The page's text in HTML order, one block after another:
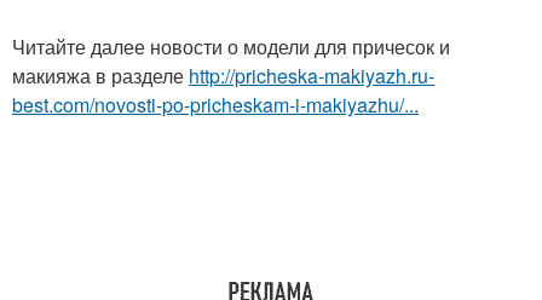
Читайте далее новости о модели для причесок и
макияжа в разделе http://pricheska-makiyazh.ru-
best.com/novosti-po-pricheskam-i-makiyazhu/...